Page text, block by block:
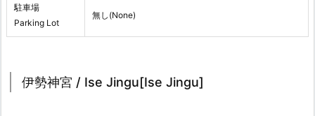
駐車場
Parking Lot
無し(None)
伊勢神宮 / Ise Jingu[Ise Jingu]